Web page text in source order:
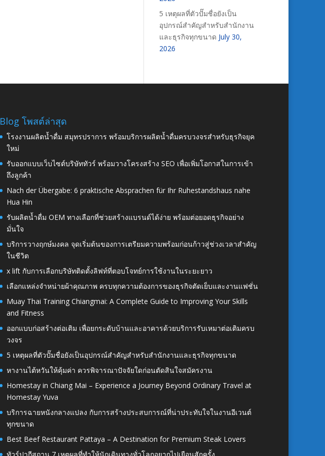
5 เหตุผลที่ตัวปั๊มชื่อยังเป็น
อุปกรณ์สำคัญสำหรับสำนักงาน
และธุรกิจทุกขนาด July 30,
2026
Blog โพสต์ล่าสุด
โรงงานผลิตน้ำดื่ม สมุทรปราการ พร้อมบริการผลิตน้ำดื่มครบวงจรสำหรับธุรกิจยุค
ใหม่
รับออกแบบเว็บไซต์บริษัททัวร์ พร้อมวางโครงสร้าง SEO เพื่อเพิ่มโอกาสในการเข้า
ถึงลูกค้า
Nach der Übergabe: 6 praktische Absprachen für Ihr Ruhestandshaus nahe
Hua Hin
รับผลิตน้ำดื่ม OEM ทางเลือกที่ช่วยสร้างแบรนด์ได้ง่าย พร้อมต่อยอดธุรกิจอย่าง
มั่นใจ
บริการวางฤกษ์มงคล จุดเริ่มต้นของการเตรียมความพร้อมก่อนก้าวสู่ช่วงเวลาสำคัญ
ในชีวิต
x lift กับการเลือกบริษัทติดตั้งลิฟท์ที่ตอบโจทย์การใช้งานในระยะยาว
เลือกแหล่งจำหน่ายผ้าคุณภาพ ครบทุกความต้องการของธุรกิจตัดเย็บและงานแฟชั่น
Muay Thai Training Chiangmai: A Complete Guide to Improving Your Skills
and Fitness
ออกแบบก่อสร้างต่อเติม เพื่อยกระดับบ้านและอาคารด้วยบริการรับเหมาต่อเติมครบ
วงจร
5 เหตุผลที่ตัวปั๊มชื่อยังเป็นอุปกรณ์สำคัญสำหรับสำนักงานและธุรกิจทุกขนาด
หางานไต้หวันให้คุ้มค่า ควรพิจารณาปัจจัยใดก่อนตัดสินใจสมัครงาน
Homestay in Chiang Mai – Experience a Journey Beyond Ordinary Travel at
Homestay Yuva
บริการฉายหนังกลางแปลง กับการสร้างประสบการณ์ที่น่าประทับใจในงานอีเวนต์
ทุกขนาด
Best Beef Restaurant Pattaya – A Destination for Premium Steak Lovers